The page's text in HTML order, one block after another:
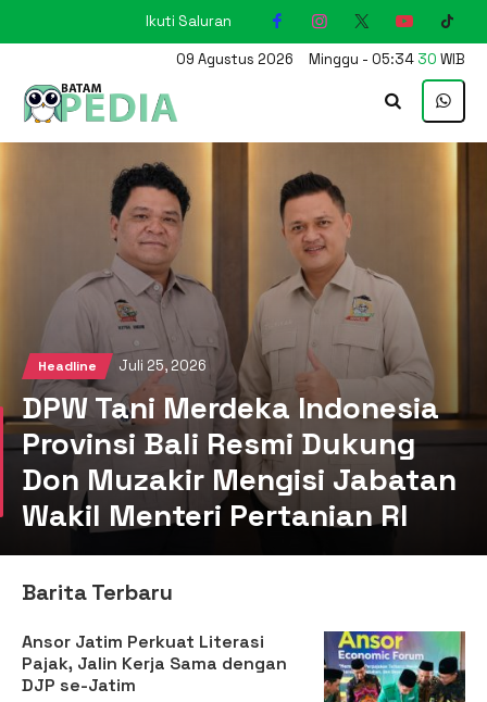
Ikuti Saluran
09Agustus2026 Minggu -05:34 31 WIB
Headline Juli 25, 2026
DPW Tani Merdeka Indonesia
Provinsi Bali Resmi Dukung
Don Muzakir Mengisi Jabatan
Wakil Menteri Pertanian RI
Barita Terbaru
Ansor Jatim Perkuat Literasi
Pajak, Jalin Kerja Sama dengan
DJP se-Jatim